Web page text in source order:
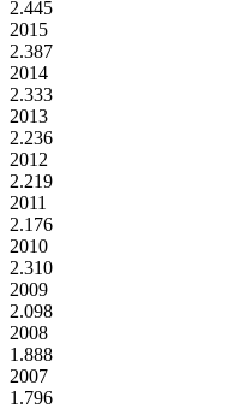
2.445
2015
2.387
2014
2.333
2013
2.236
2012
2.219
2011
2.176
2010
2.310
2009
2.098
2008
1.888
2007
1.796